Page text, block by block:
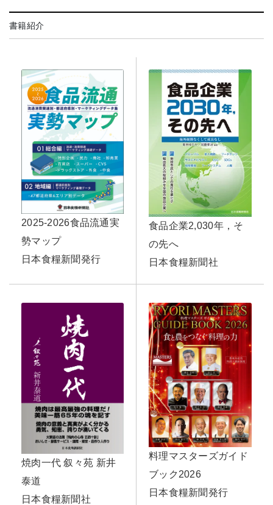
書籍紹介
2025-2026食品流通実
勢マップ
日本食糧新聞発行
食品企業2,030年，そ
の先へ
日本食糧新聞社
焼肉一代 叙々苑 新井
泰道
日本食糧新聞社
料理マスターズガイド
ブック2026
日本食糧新聞発行